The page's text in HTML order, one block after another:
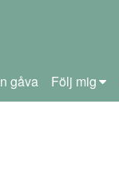
gåva Följ mig